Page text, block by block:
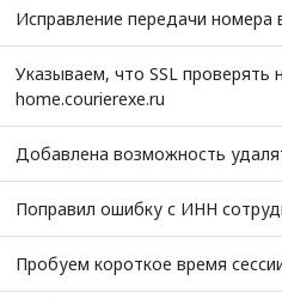
Исправление передачи номера
Указываем, что SSL
home.courierexe.ru
Добавлена возможность
Поправил ошибку с ИНН
Пробуем короткое время